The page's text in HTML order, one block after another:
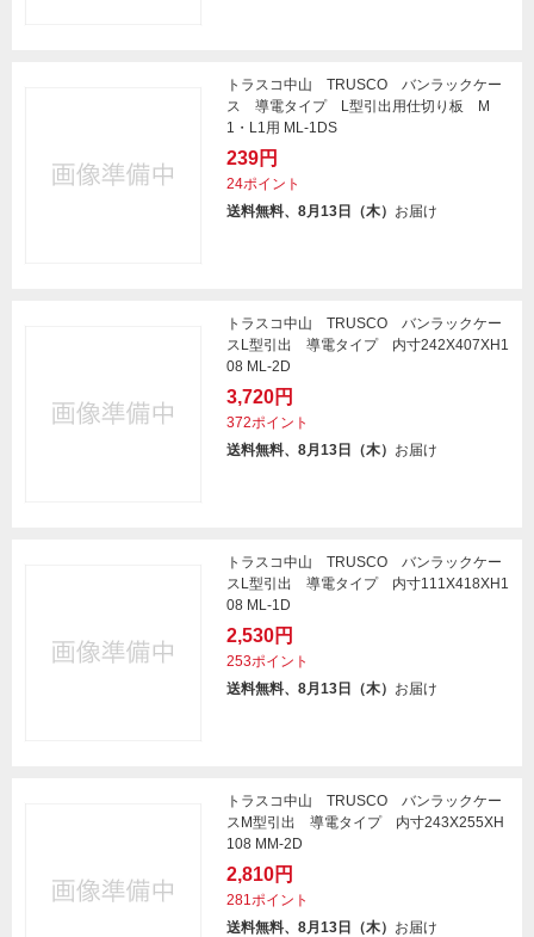
トラスコ中山 TRUSCO バンラックケー
ス 導電タイプ L型引出用仕切り板 M
1・L1用 ML-1DS
239円
24ポイント
送料無料、8月13日（木） お届け
トラスコ中山 TRUSCO バンラックケー
スL型引出 導電タイプ 内寸242X407XH1
08 ML-2D
3,720円
372ポイント
送料無料、8月13日（木） お届け
トラスコ中山 TRUSCO バンラックケー
スL型引出 導電タイプ 内寸111X418XH1
08 ML-1D
2,530円
253ポイント
送料無料、8月13日（木） お届け
トラスコ中山 TRUSCO バンラックケー
スM型引出 導電タイプ 内寸243X255XH
108 MM-2D
2,810円
281ポイント
送料無料、8月13日（木） お届け